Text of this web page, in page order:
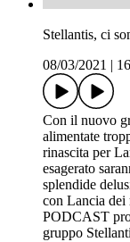
Stellantis, ci
08/03/2021
Con il nuovo
alimentate
rinascita per
esagerato
splendide
con Lancia dei
PODCAST
gruppo